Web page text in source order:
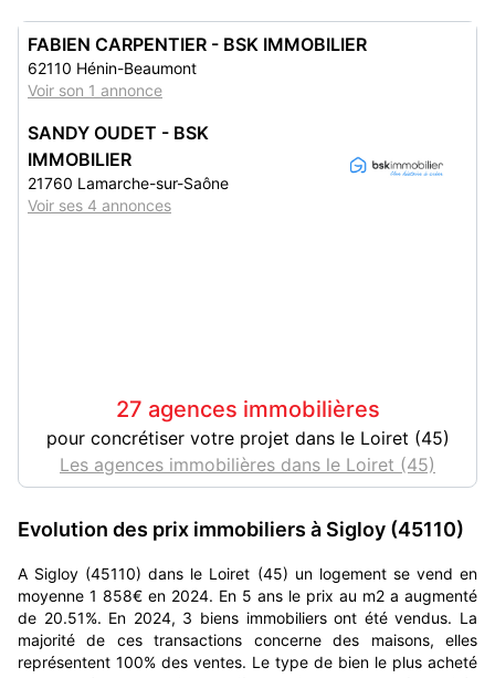
FABIEN CARPENTIER - BSK IMMOBILIER
62110 Hénin-Beaumont
Voir son 1 annonce
SANDY OUDET - BSK
IMMOBILIER
21760 Lamarche-sur-Saône
Voir ses 4 annonces
27 agences immobilières
pour concrétiser votre projet dans le Loiret (45)
Les agences immobilières dans le Loiret (45)
Evolution des prix immobiliers à Sigloy (45110)
A Sigloy (45110) dans le Loiret (45) un logement se vend en
moyenne 1 858€ en 2024. En 5 ans le prix au m2 a augmenté
de 20.51%. En 2024, 3 biens immobiliers ont été vendus. La
majorité de ces transactions concerne des maisons, elles
représentent 100% des ventes. Le type de bien le plus acheté